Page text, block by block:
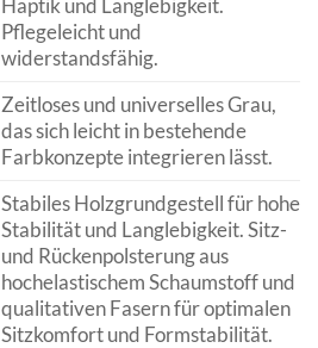
Pflegeleicht und
widerstandsfähig.
Zeitloses und universelles Grau,
das sich leicht in bestehende
Farbkonzepte integrieren lässt.
Stabiles Holzgrundgestell für hohe
Stabilität und Langlebigkeit. Sitz-
und Rückenpolsterung aus
hochelastischem Schaumstoff und
qualitativen Fasern für optimalen
Sitzkomfort und Formstabilität.